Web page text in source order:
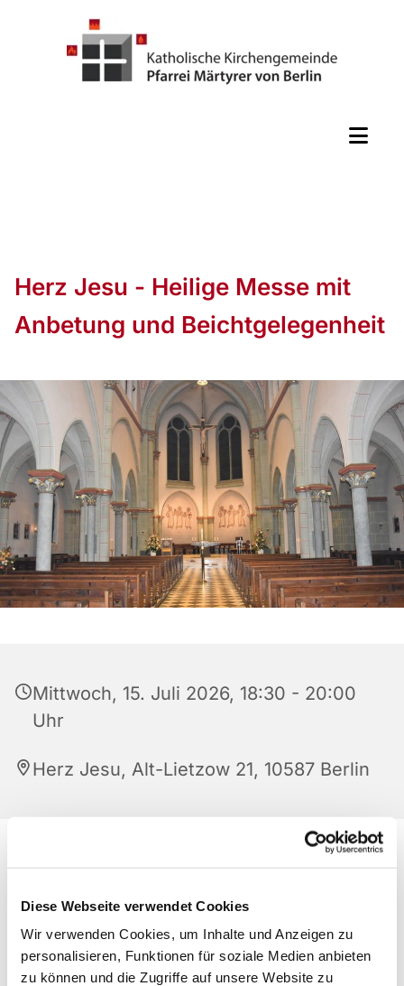
Diese Webseite verwendet Cookies
Wir verwenden Cookies, um Inhalte und Anzeigen zu
personalisieren, Funktionen für soziale Medien anbieten
zu können und die Zugriffe auf unsere Website zu
Herz Jesu - Heilige Messe mit
Anbetung und Beichtgelegenheit
Mittwoch, 15. Juli 2026, 18:30 - 20:00
Uhr
Herz Jesu, Alt-Lietzow 21, 10587 Berlin